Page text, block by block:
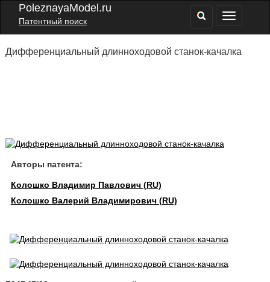
PoleznayaModel.ru
Патентный поиск
Дифференциальный длинноходовой станок-качалка
Авторы патента:
Колошко Владимир Павлович (RU)
Колошко Валерий Владимирович (RU)